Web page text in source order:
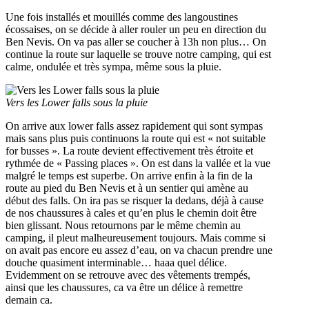
Une fois installés et mouillés comme des langoustines
écossaises, on se décide à aller rouler un peu en direction du
Ben Nevis. On va pas aller se coucher à 13h non plus… On
continue la route sur laquelle se trouve notre camping, qui est
calme, ondulée et très sympa, même sous la pluie.
Vers les Lower falls sous la pluie
On arrive aux lower falls assez rapidement qui sont sympas
mais sans plus puis continuons la route qui est « not suitable
for busses ». La route devient effectivement très étroite et
rythmée de « Passing places ». On est dans la vallée et la vue
malgré le temps est superbe. On arrive enfin à la fin de la
route au pied du Ben Nevis et à un sentier qui amène au
début des falls. On ira pas se risquer la dedans, déjà à cause
de nos chaussures à cales et qu’en plus le chemin doit être
bien glissant. Nous retournons par le même chemin au
camping, il pleut malheureusement toujours. Mais comme si
on avait pas encore eu assez d’eau, on va chacun prendre une
douche quasiment interminable… haaa quel délice.
Evidemment on se retrouve avec des vêtements trempés,
ainsi que les chaussures, ca va être un délice à remettre
demain ca.